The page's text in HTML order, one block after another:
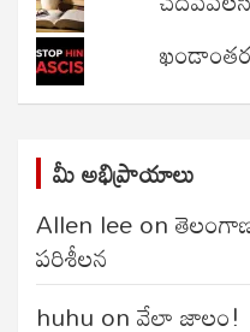
మీ అభిప్రాయాలు
Allen leeon
పరిశీలన
huhu onవేలా జాలం!